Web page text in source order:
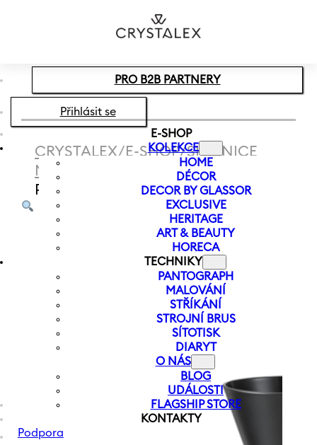
Přeskočit na zápatí
PRO B2B PARTNERY
Přihlásit se
E-SHOP
KOLEKCE
HOME
DÉCOR
DECOR BY GLASSOR
EXCLUSIVE
HERITAGE
ART & BEAUTY
HORECA
TECHNIKY
PANTOGRAPH
MALOVÁNÍ
STŘÍKÁNÍ
STROJNÍ BRUS
SÍTOTISK
DIARYT
O NÁS
BLOG
UDÁLOSTI
FLAGSHIP STORE
KONTAKTY
Podpora
CRYSTALEX/ E-SHOP/SKLENICE
NA KOKTEJLY
SKLENICE
PRALINES 90 ML | COFFEE